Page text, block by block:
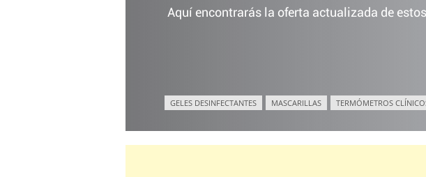
Aquí encontrarás la oferta actualizada de
GELES DESINFECTANTES MASCARILLAS TERMÓMETROS